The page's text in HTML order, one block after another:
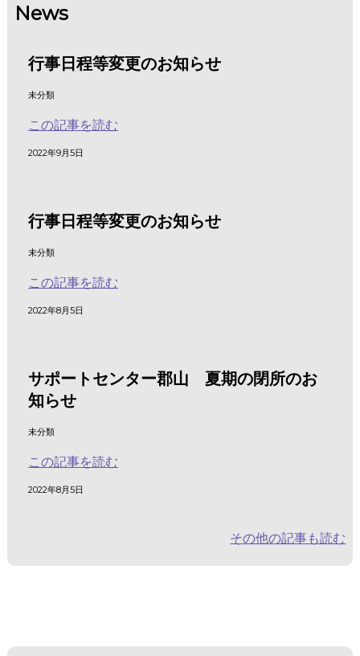
News
未分類
行事日程等変更のお知らせ
2022年9月5日
この記事を読む
未分類
行事日程等変更のお知らせ
2022年8月5日
この記事を読む
未分類
サポートセンター郡山 夏期の閉所のお
知らせ
2022年8月5日
この記事を読む
その他の記事も読む